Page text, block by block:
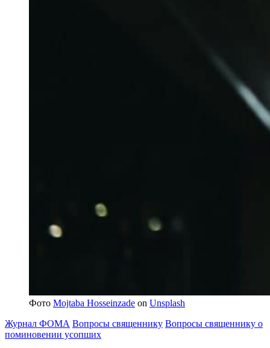
Фото Mojtaba Hosseinzade on Unsplash
Журнал ФОМА Вопросы священнику Вопросы священнику о
поминовении усопших